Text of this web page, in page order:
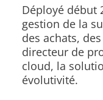
Déployé début
gestion de la
des achats,
directeur de
cloud, la
évolutivité.